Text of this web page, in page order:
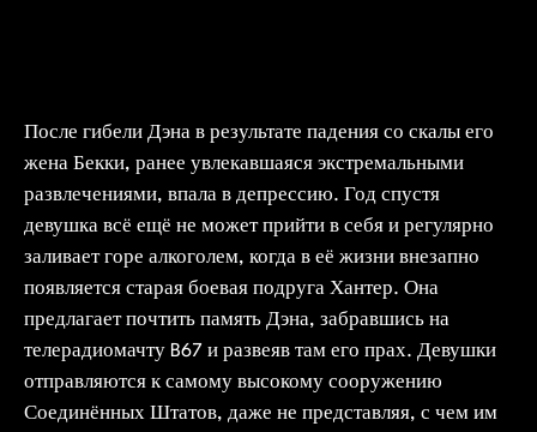
После гибели Дэна в результате падения со скалы его
жена Бекки, ранее увлекавшаяся экстремальными
развлечениями, впала в депрессию. Год спустя
девушка всё ещё не может прийти в себя и регулярно
заливает горе алкоголем, когда в её жизни внезапно
появляется старая боевая подруга Хантер. Она
предлагает почтить память Дэна, забравшись на
телерадиомачту B67 и развеяв там его прах. Девушки
отправляются к самому высокому сооружению
Соединённых Штатов, даже не представляя, с чем им